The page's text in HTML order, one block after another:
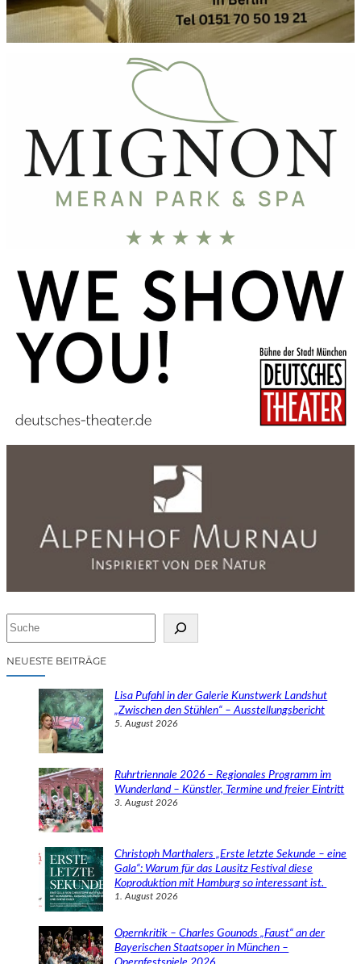
NEUESTE BEITRÄGE
Lisa Pufahl in der Galerie Kunstwerk Landshut
„Zwischen den Stühlen“ – Ausstellungsbericht
5. August 2026
Ruhrtriennale 2026 – Regionales Programm im
Wunderland – Künstler, Termine und freier Eintritt
3. August 2026
Christoph Marthalers „Erste letzte Sekunde – eine
Gala“: Warum für das Lausitz Festival diese
Koproduktion mit Hamburg so interessant ist.
1. August 2026
Opernkritik – Charles Gounods „Faust“ an der
Bayerischen Staatsoper in München –